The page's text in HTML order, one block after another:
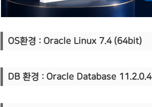
OS환경 : Oracle Linux 7.4 (64bit)
DB 환경 : Oracle Database 11.2.0.4